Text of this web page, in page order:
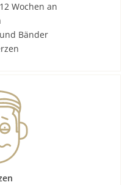
Wochen an
Bänder